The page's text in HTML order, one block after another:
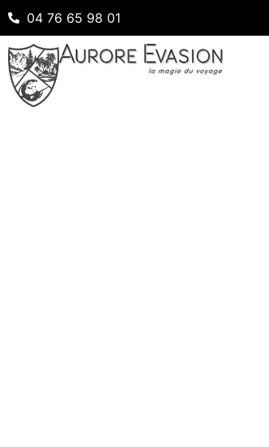
04 76 65 98 01